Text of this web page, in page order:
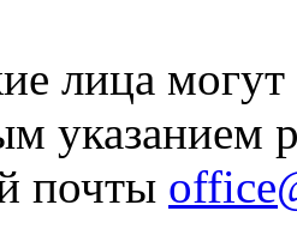
лица могут
указанием
почты